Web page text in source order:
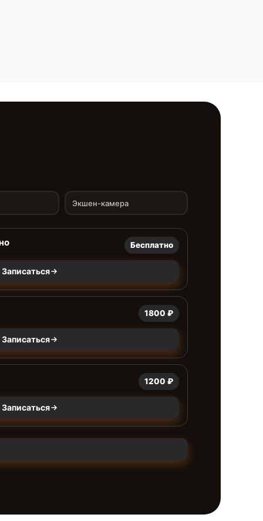
Экшен-камера
Бесплатно
Записаться
1800 ₽
Записаться
1200 ₽
Записаться